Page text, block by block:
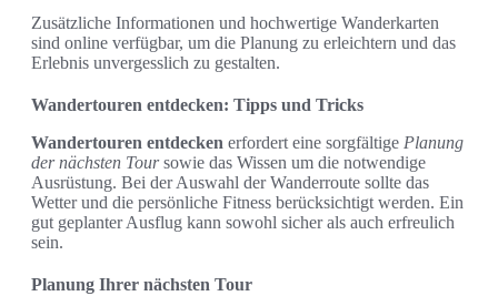
Zusätzliche Informationen und hochwertige Wanderkarten
sind online verfügbar, um die Planung zu erleichtern und das
Erlebnis unvergesslich zu gestalten.
Wandertouren entdecken: Tipps und Tricks
Wandertouren entdecken erfordert eine sorgfältige Planung
der nächsten Toursowie das Wissen um die notwendige
Ausrüstung. Bei der Auswahl der Wanderroute sollte das
Wetter und die persönliche Fitness berücksichtigt werden. Ein
gut geplanter Ausflug kann sowohl sicher als auch erfreulich
sein.
Planung Ihrer nächsten Tour